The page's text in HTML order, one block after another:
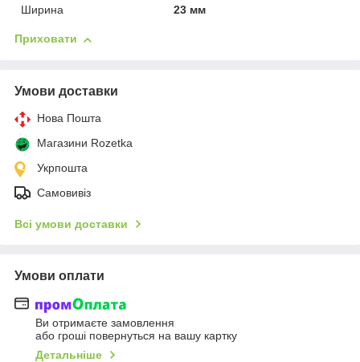
Ширина
23 мм
Приховати
Умови доставки
Нова Пошта
Магазини Rozetka
Укрпошта
Самовивіз
Всі умови доставки
Умови оплати
Ви отримаєте замовлення
або гроші повернуться на вашу картку
Детальніше